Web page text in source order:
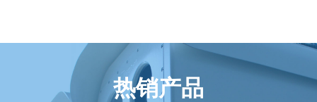
热销产品